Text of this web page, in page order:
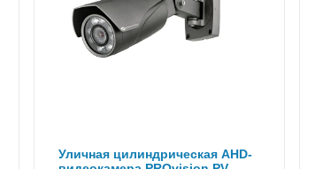
Уличная цилиндрическая AHD-